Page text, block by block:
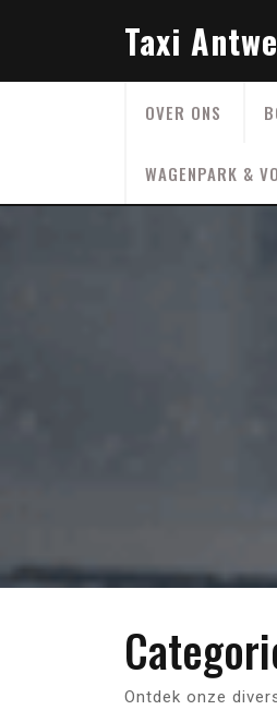
Taxi
OVER ONS
WAGENPARK &
Ontdek onze